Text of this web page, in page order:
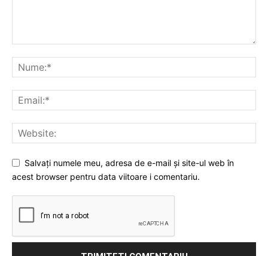
Salvați numele meu, adresa de e-mail și site-ul web în
acest browser pentru data viitoare i comentariu.